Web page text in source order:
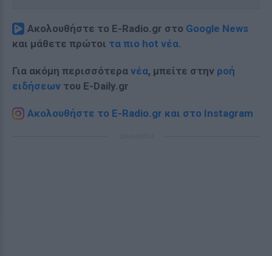
Ακολουθήστε το E-Radio.gr στο Google News
και μάθετε πρώτοι τα πιο hot νέα.
Για ακόμη περισσότερα νέα, μπείτε στην ροή
ειδήσεων του E-Daily.gr
Ακολουθήστε το E-Radio.gr και στο Instagram